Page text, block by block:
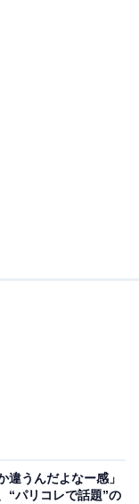
違うんだよなー感」
“パリコレで話題”の